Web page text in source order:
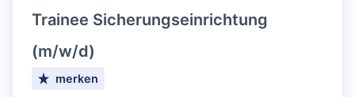
Trainee Sicherungseinrichtung
(m/w/d)
merken